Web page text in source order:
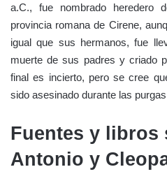
a.C., fue nombrado
provincia romana de Cirene,
igual que sus hermanos, fue
muerte de sus padres y criado
final es incierto, pero se cree
sido asesinado durante las
Fuentes y libros
Antonio y